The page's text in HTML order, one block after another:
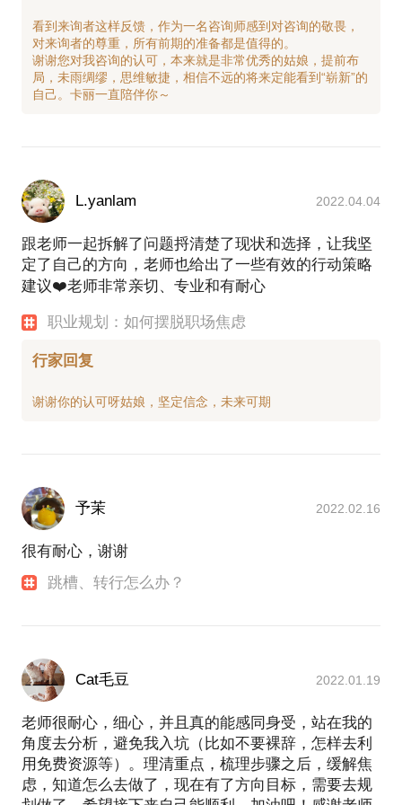
看到来询者这样反馈，作为一名咨询师感到对咨询的敬畏，
对来询者的尊重，所有前期的准备都是值得的。
谢谢您对我咨询的认可，本来就是非常优秀的姑娘，提前布
局，未雨绸缪，思维敏捷，相信不远的将来定能看到“崭新”的
L.yanlam 2022.04.04
跟老师一起拆解了问题捋清楚了现状和选择，让我坚
定了自己的方向，老师也给出了一些有效的行动策略
建议❤️老师非常亲切、专业和有耐心
职业规划：如何摆脱职场焦虑
行家回复
予茉 2022.02.16
很有耐心，谢谢
跳槽、转行怎么办？
Cat毛豆 2022.01.19
老师很耐心，细心，并且真的能感同身受，站在我的
角度去分析，避免我入坑（比如不要裸辞，怎样去利
用免费资源等）。理清重点，梳理步骤之后，缓解焦
虑，知道怎么去做了，现在有了方向目标，需要去规